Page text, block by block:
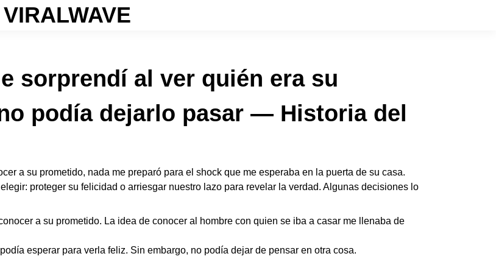
VIRALWAVE
sorprendí al ver quién era su
podía dejarlo pasar — Historia del
a su prometido, nada me preparó para el shock que me esperaba en la puerta de su casa.
proteger su felicidad o arriesgar nuestro lazo para revelar la verdad. Algunas decisiones lo
a su prometido. La idea de conocer al hombre con quien se iba a casar me llenaba de
esperar para verla feliz. Sin embargo, no podía dejar de pensar en otra cosa.